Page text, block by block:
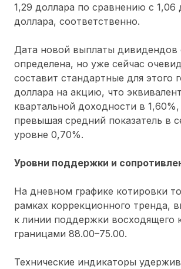
1,29 доллара по сравнению с 1,06
доллара, соответственно.
Дата новой выплаты дивидендов
определена, но уже сейчас
составит стандартные для этого
доллара на акцию, что
квартальной доходности в
превышая средний показатель в
уровне 0,70%.
Уровни поддержки и
На дневном графике котировки
рамках коррекционного тренда,
к линии поддержки восходящего
границами 88.00–75.00.
Технические индикаторы